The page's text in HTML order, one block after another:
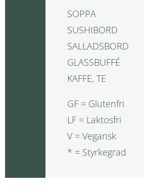
SOPPA
SUSHIBORD
SALLADSBORD
GLASSBUFFÉ
KAFFE, TE
GF = Glutenfri
LF = Laktosfri
V = Vegansk
* = Styrkegrad